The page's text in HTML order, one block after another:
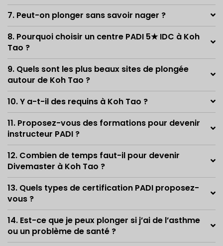
7. Peut-on plonger sans savoir nager ?
8. Pourquoi choisir un centre PADI 5★ IDC à Koh
Tao ?
9. Quels sont les plus beaux sites de plongée
autour de Koh Tao ?
10. Y a-t-il des requins à Koh Tao ?
11. Proposez-vous des formations pour devenir
instructeur PADI ?
12. Combien de temps faut-il pour devenir
Divemaster à Koh Tao ?
13. Quels types de certification PADI proposez-
vous ?
14. Est-ce que je peux plonger si j’ai de l’asthme
ou un problème de santé ?